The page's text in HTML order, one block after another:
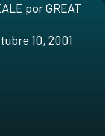
por GREAT
10, 2001